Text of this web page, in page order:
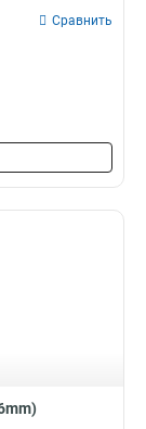
Сравнить